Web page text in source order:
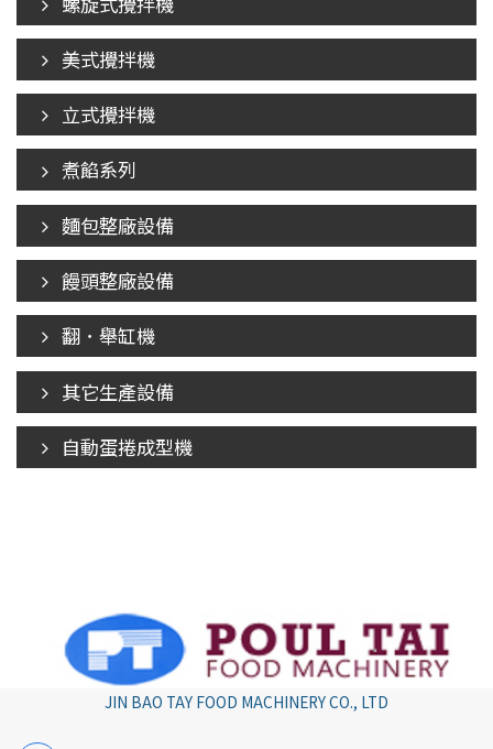
美式攪拌機
立式攪拌機
煮餡系列
麵包整廠設備
饅頭整廠設備
翻．舉缸機
其它生產設備
自動蛋捲成型機
JIN BAO TAY FOOD MACHINERY CO., LTD